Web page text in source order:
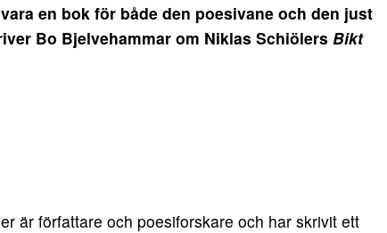
en bok för både den poesivane och den just
Bo Bjelvehammar om Niklas Schiölers Bikt
är författare och poesiforskare och har skrivit ett